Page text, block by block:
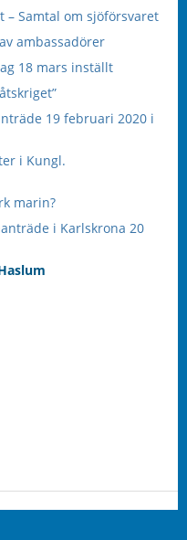
– Samtal om sjöförsvaret
ambassadörer
18 mars inställt
19 februari 2020 i
i Kungl.
marin?
i Karlskrona 20